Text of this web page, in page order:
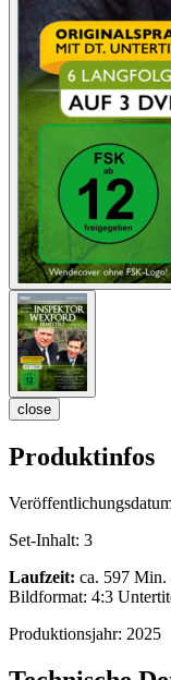
close
Produktinfos
Set-Inhalt: 3
Laufzeit: ca. 597 Min.
Bildformat: 4:3
Produktionsjahr: 2025